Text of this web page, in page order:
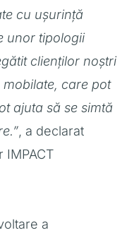
cu ușurință
unor tipologii
clienților noștri
care pot
ajuta să se simtă
, a declarat
IMPACT
a